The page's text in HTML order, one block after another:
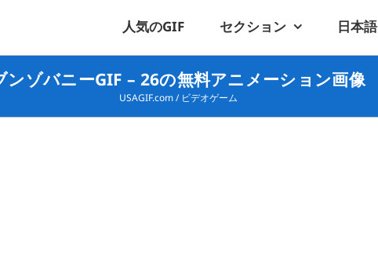
人気のGIF セクション 日本語
ンゾバニーGIF – 26の無料アニメーション画像
USAGIF.com/ ビデオゲーム